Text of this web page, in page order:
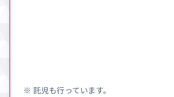
※ 託児も行っています。